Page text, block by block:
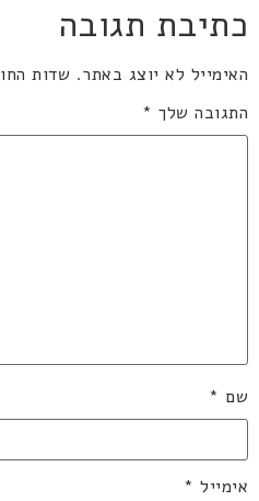
כתיבת תגובה
האימייל לא יוצג באתר. שדות
התגובה שלך *
שם *
אימייל *